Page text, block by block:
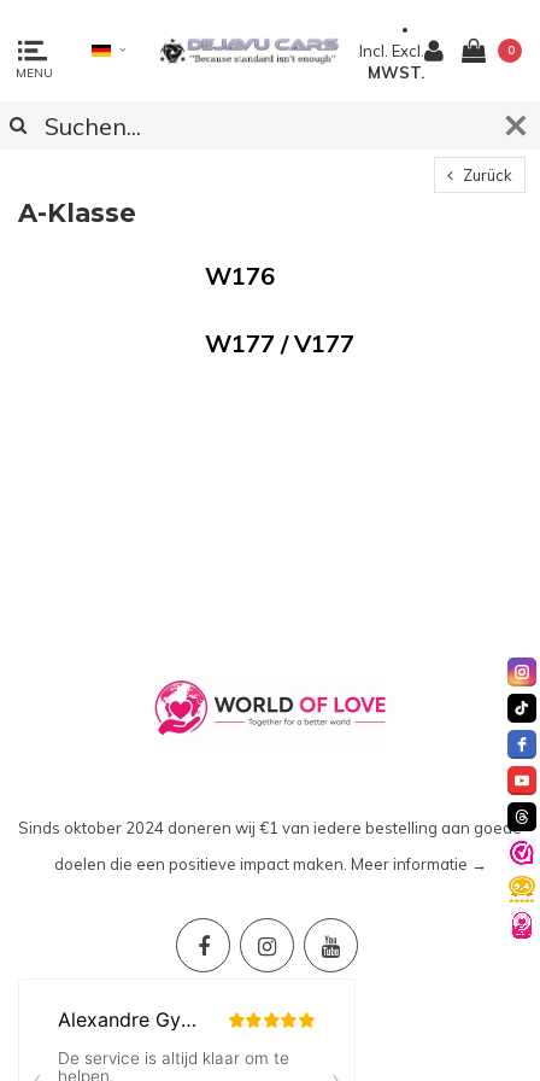
MENU
Incl. Excl.
MWST.
0
Zurück
A-Klasse
W176
W177 / V177
Sinds oktober 2024 doneren wij €1 van iedere bestelling aan goede
doelen die een positieve impact maken. Meer informatie →